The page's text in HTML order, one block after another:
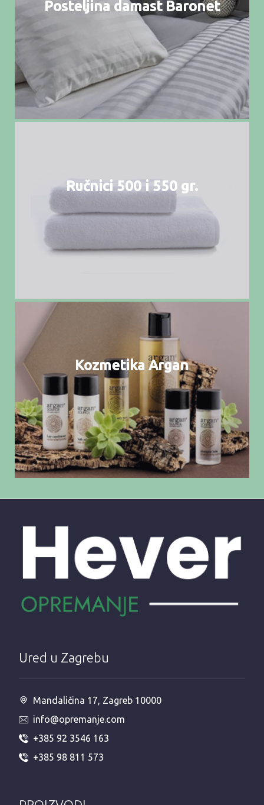
Posteljina damast Baronet
Ručnici 500 i 550 gr.
Kozmetika Argan
Ured u Zagrebu
Mandaličina 17, Zagreb 10000
info@opremanje.com
+385 92 3546 163
+385 98 811 573